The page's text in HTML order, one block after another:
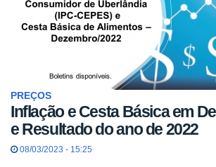
PREÇOS
Inflação e Cesta Básica em
e Resultado do ano de 2022
08/03/2023 - 15:25